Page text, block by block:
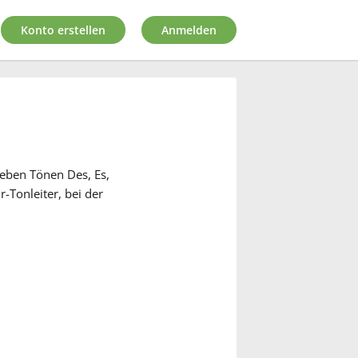
Konto erstellen Anmelden
Tönen Des, Es,
Tonleiter, bei der